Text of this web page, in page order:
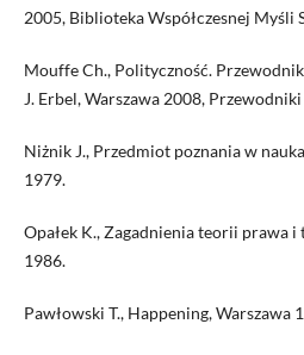
2005, Biblioteka Współczesnej Myśli
Mouffe Ch., Polityczność.
J. Erbel, Warszawa 2008,
Niżnik J., Przedmiot poznania w
1979.
Opałek K., Zagadnienia teorii prawa
1986.
Pawłowski T., Happening, Warszawa